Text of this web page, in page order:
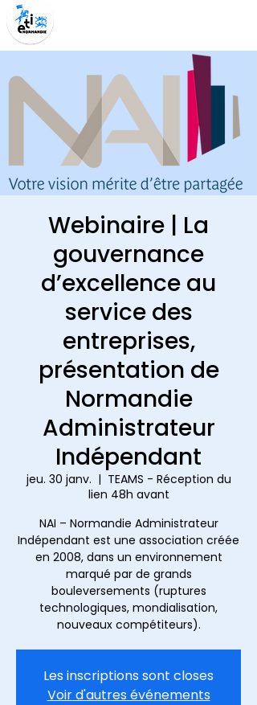
Webinaire | La
gouvernance
d’excellence au
service des
entreprises,
présentation de
Normandie
Administrateur
Indépendant
jeu. 30 janv.
  |
TEAMS - Réception du
lien 48h avant
NAI – Normandie Administrateur
Indépendant est une association créée
en 2008, dans un environnement
marqué par de grands
bouleversements (ruptures
technologiques, mondialisation,
nouveaux compétiteurs).
Les inscriptions sont closes
Voir d'autres événements